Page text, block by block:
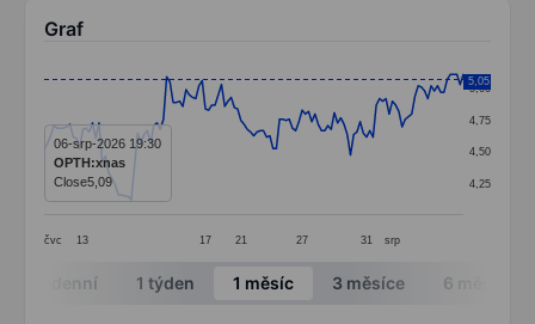
Graf
Line chart with 131 data points.
The chart has 1 X axis displaying categories.
The chart has 1 Y axis displaying values. Data ranges
čvc 13 17 21 27 31 srp
4,25
4,50
4,75
5,00
5,05
06-srp-2026 19:30
OPTH:xnas
Close5,09
End of interactive chart.
Intradenní 1 týden 1 měsíc 3 měsíce 6 měsíců